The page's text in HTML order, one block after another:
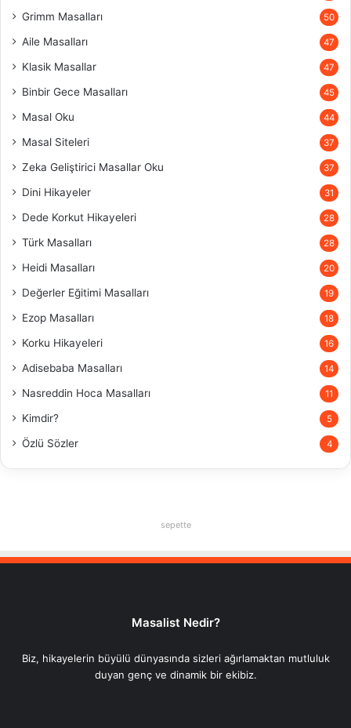
Grimm Masalları 50
Aile Masalları 47
Klasik Masallar 47
Binbir Gece Masalları 45
Masal Oku 44
Masal Siteleri 37
Zeka Geliştirici Masallar Oku 37
Dini Hikayeler 31
Dede Korkut Hikayeleri 28
Türk Masalları 28
Heidi Masalları 20
Değerler Eğitimi Masalları 19
Ezop Masalları 18
Korku Hikayeleri 16
Adisebaba Masalları 14
Nasreddin Hoca Masalları 11
Kimdir? 5
Özlü Sözler 4
sepette
Masalist Nedir?
Biz, hikayelerin büyülü dünyasında sizleri ağırlamaktan mutluluk
duyan genç ve dinamik bir ekibiz.